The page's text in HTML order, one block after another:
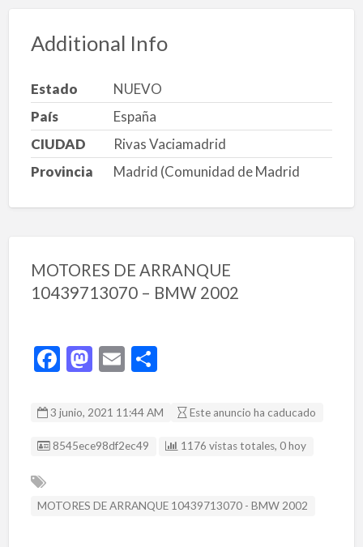
Additional Info
Estado
NUEVO
País
España
CIUDAD
Rivas Vaciamadrid
Provincia
Madrid (Comunidad de Madrid
MOTORES DE ARRANQUE
10439713070 – BMW 2002
F
e
b
k
M
to
d
E
ai
l
C
m
p
r
3 junio, 2021 11:44 AM Este anuncio ha caducado
Listing ID
8545ece98df2ec49 1176 vistas totales, 0 hoy
MOTORES DE ARRANQUE 10439713070 - BMW 2002